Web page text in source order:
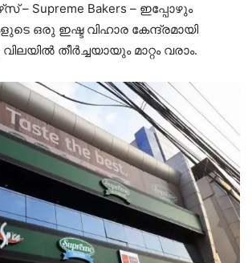
– Supreme Bakers – ഇപ്പോഴും
ഒരു ഇഷ്ട വിഹാര കേന്ദ്രമായി
തീർച്ചയായും മാറ്റം വരാം.